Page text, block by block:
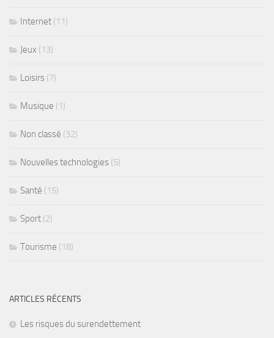
Internet (11)
Jeux (13)
Loisirs (7)
Musique (1)
Non classé (32)
Nouvelles technologies (5)
Santé (15)
Sport (2)
Tourisme (18)
ARTICLES RÉCENTS
Les risques du surendettement